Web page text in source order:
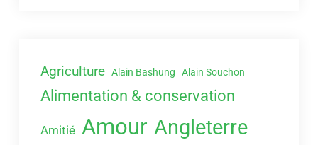
Agriculture Alain Bashung Alain Souchon
Alimentation & conservation
Amitié Amour Angleterre